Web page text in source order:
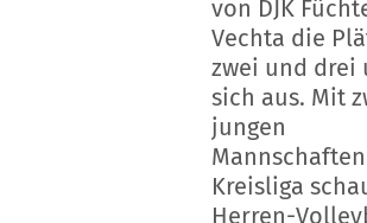
von DJK
Vechta die
zwei und drei
sich aus. Mit
jungen
Kreisliga
Herren-